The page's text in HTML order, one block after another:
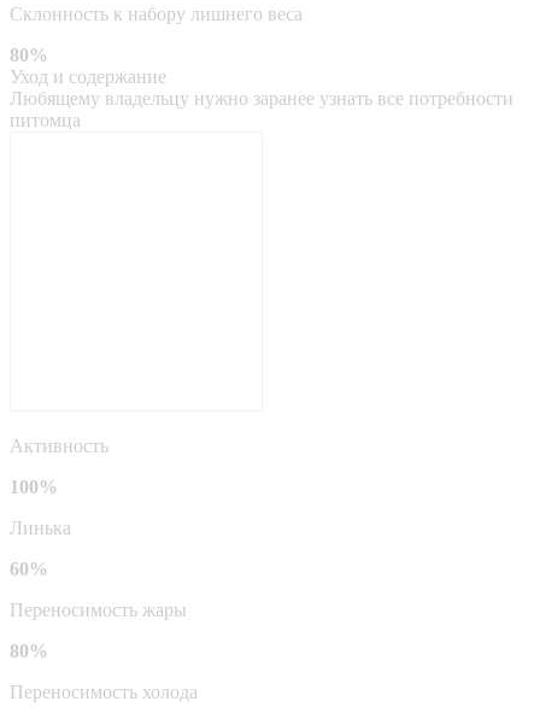
Склонность к набору лишнего веса
80%
Уход и содержание
Любящему владельцу нужно заранее узнать все потребности
питомца
Активность
100%
Линька
60%
Переносимость жары
80%
Переносимость холода